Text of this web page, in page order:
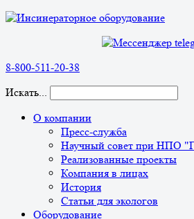
8-800-511-20-38
Искать...
О компании
Пресс-служба
Научный совет при НПО
Реализованные проекты
Компания в лицах
История
Статьи для экологов
Оборудование